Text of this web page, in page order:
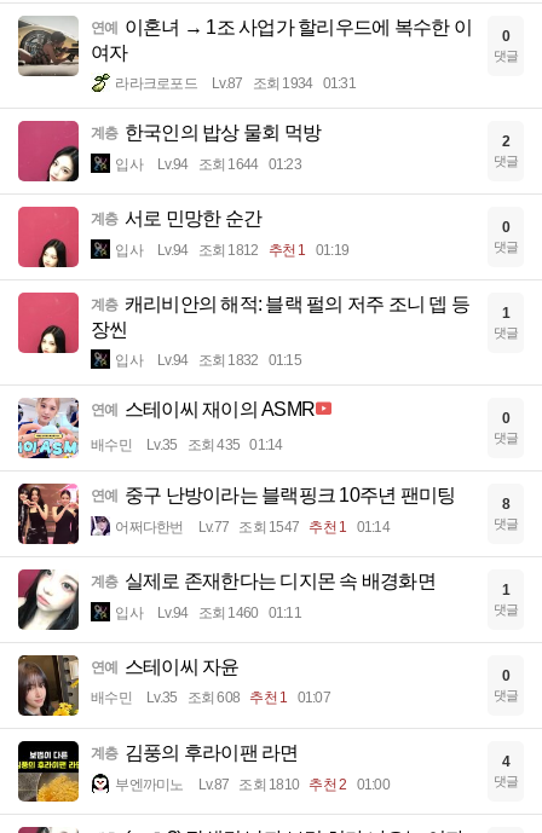
연예
이혼녀 → 1조 사업가 할리우드에 복수한 이
여자
라라크로포드 Lv.87 조회 1934 01:31
0
댓글
계층 한국인의 밥상 물회 먹방
입사 Lv.94 조회 1644 01:23
2
댓글
계층 서로 민망한 순간
입사 Lv.94 조회 1812 추천 1 01:19
0
댓글
계층 캐리비안의 해적: 블랙 펄의 저주 조니 뎁 등
장씬
입사 Lv.94 조회 1832 01:15
1
댓글
연예 스테이씨 재이의 ASMR
배수민 Lv.35 조회 435 01:14
0
댓글
연예 중구 난방이라는 블랙핑크 10주년 팬미팅
어쩌다한번 Lv.77 조회 1547 추천 1 01:14
8
댓글
계층 실제로 존재한다는 디지몬 속 배경화면
입사 Lv.94 조회 1460 01:11
1
댓글
연예 스테이씨 자윤
배수민 Lv.35 조회 608 추천 1 01:07
0
댓글
계층 김풍의 후라이팬 라면
부엔까미노 Lv.87 조회 1810 추천 2 01:00
4
댓글